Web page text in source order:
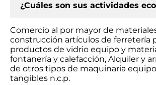
¿Cuáles son sus actividades
Comercio al por mayor de
construcción artículos de ferretería
productos de vidrio equipo y
fontanería y calefacción, Alquiler y
de otros tipos de maquinaria
tangibles n.c.p.